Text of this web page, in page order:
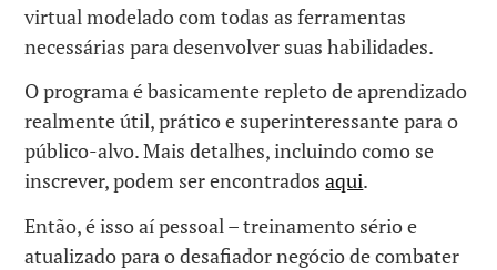
virtual modelado com todas as ferramentas
necessárias para desenvolver suas habilidades.
O programa é basicamente repleto de aprendizado
realmente útil, prático e superinteressante para o
público-alvo. Mais detalhes, incluindo como se
inscrever, podem ser encontradosaqui.
Então, é isso aí pessoal – treinamento sério e
atualizado para o desafiador negócio de combater